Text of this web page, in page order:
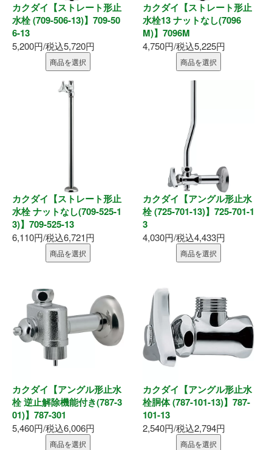
ポスト
現場用品
電動工具刃物
電動工具アクセサリ
測定・検査
大工道具
作業工具
作業用品
ホーム
カクダイ【ストレート形止
水栓 (709-506-13)】709-50
6-13
5,200円/税込5,720円
商品を選択
カクダイ【ストレート形止
水栓13 ナットなし(7096
M)】7096M
4,750円/税込5,225円
商品を選択
カクダイ【ストレート形止
水栓 ナットなし(709-525-1
3)】709-525-13
6,110円/税込6,721円
商品を選択
カクダイ【アングル形止水
栓 (725-701-13)】725-701-1
3
4,030円/税込4,433円
商品を選択
カクダイ【アングル形止水
栓 逆止解除機能付き(787-3
01)】787-301
5,460円/税込6,006円
商品を選択
カクダイ【アングル形止水
栓胴体 (787-101-13)】787-
101-13
2,540円/税込2,794円
商品を選択